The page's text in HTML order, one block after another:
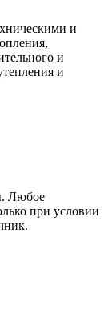
и
и
и
Любое
при условии